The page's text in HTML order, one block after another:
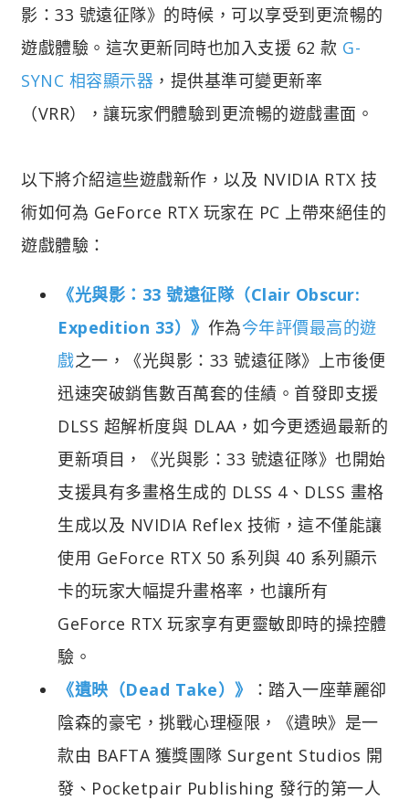
影：33 號遠征隊》的時候，可以享受到更流暢的
遊戲體驗。這次更新同時也加入支援 62 款 G-
SYNC 相容顯示器 ，提供基準可變更新率
（VRR），讓玩家們體驗到更流暢的遊戲畫面。
以下將介紹這些遊戲新作，以及 NVIDIA RTX 技
術如何為 GeForce RTX 玩家在 PC 上帶來絕佳的
遊戲體驗：
《光與影：33 號遠征隊（Clair Obscur:
Expedition 33）》 作為今年評價最高的遊
戲之一，《光與影：33 號遠征隊》上市後便
迅速突破銷售數百萬套的佳績。首發即支援
DLSS 超解析度與 DLAA，如今更透過最新的
更新項目，《光與影：33 號遠征隊》也開始
支援具有多畫格生成的 DLSS 4、DLSS 畫格
生成以及 NVIDIA Reflex 技術，這不僅能讓
使用 GeForce RTX 50 系列與 40 系列顯示
卡的玩家大幅提升畫格率，也讓所有
GeForce RTX 玩家享有更靈敏即時的操控體
驗。
《遺映（Dead Take）》
：踏入一座華麗卻
陰森的豪宅，挑戰心理極限，《遺映》是一
款由 BAFTA 獲獎團隊 Surgent Studios 開
發、Pocketpair Publishing 發行的第一人